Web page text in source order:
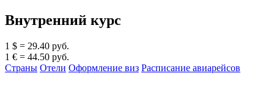
Внутренний курс
1 $ = 29.40 руб.
1 € = 44.50 руб.
Страны Отели Оформление виз Расписание авиарейсов